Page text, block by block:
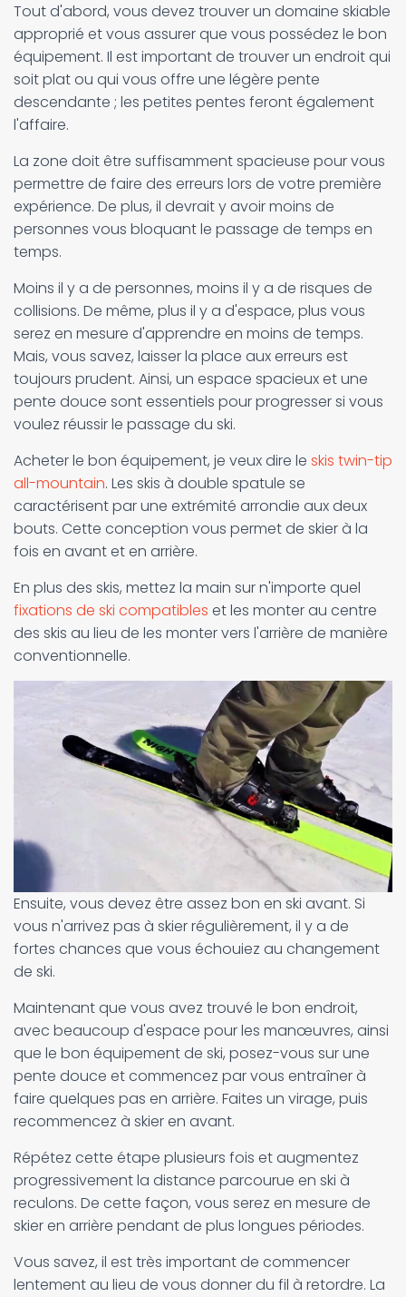
Tout d'abord, vous devez trouver un domaine skiable
approprié et vous assurer que vous possédez le bon
équipement. Il est important de trouver un endroit qui
soit plat ou qui vous offre une légère pente
descendante ; les petites pentes feront également
l'affaire.
La zone doit être suffisamment spacieuse pour vous
permettre de faire des erreurs lors de votre première
expérience. De plus, il devrait y avoir moins de
personnes vous bloquant le passage de temps en
temps.
Moins il y a de personnes, moins il y a de risques de
collisions. De même, plus il y a d'espace, plus vous
serez en mesure d'apprendre en moins de temps.
Mais, vous savez, laisser la place aux erreurs est
toujours prudent. Ainsi, un espace spacieux et une
pente douce sont essentiels pour progresser si vous
voulez réussir le passage du ski.
Acheter le bon équipement, je veux dire le skis twin-tip
all-mountain. Les skis à double spatule se
caractérisent par une extrémité arrondie aux deux
bouts. Cette conception vous permet de skier à la
fois en avant et en arrière.
En plus des skis, mettez la main sur n'importe quel
fixations de ski compatibles et les monter au centre
des skis au lieu de les monter vers l'arrière de manière
conventionnelle.
Ensuite, vous devez être assez bon en ski avant. Si
vous n'arrivez pas à skier régulièrement, il y a de
fortes chances que vous échouiez au changement
de ski.
Maintenant que vous avez trouvé le bon endroit,
avec beaucoup d'espace pour les manœuvres, ainsi
que le bon équipement de ski, posez-vous sur une
pente douce et commencez par vous entraîner à
faire quelques pas en arrière. Faites un virage, puis
recommencez à skier en avant.
Répétez cette étape plusieurs fois et augmentez
progressivement la distance parcourue en ski à
reculons. De cette façon, vous serez en mesure de
skier en arrière pendant de plus longues périodes.
Vous savez, il est très important de commencer
lentement au lieu de vous donner du fil à retordre. La